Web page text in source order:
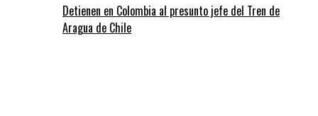
Detienen en Colombia al presunto jefe del Tren de
Aragua de Chile